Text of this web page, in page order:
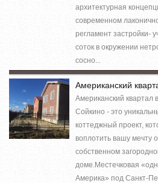
архитектурная
современном
регламент застройки-
соток в окружении
сосно...
Американский
Американский квартал
Сойкино - это
коттеджный проект,
воплотить вашу мечту о
собственном
доме.Местечковая
Америка» под Санкт-